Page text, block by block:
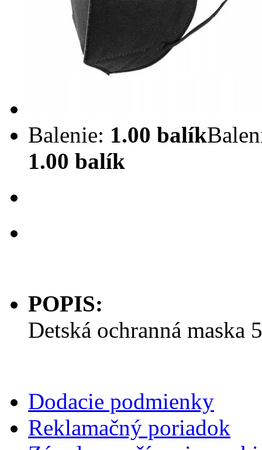
Balenie: 1.00 balík
1.00 balík
POPIS:
Detská ochranná maska
Dodacie podmienky
Reklamačný poriadok